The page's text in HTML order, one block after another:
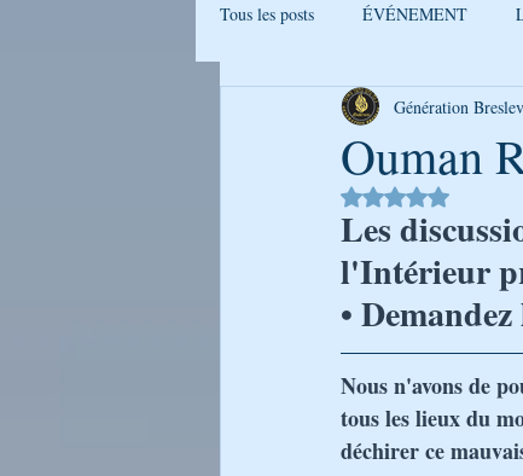
Tous les posts ÉVÉNEMENT
Actualités Breslev L'univers
Ma journée avec Rabenou - Etude jou
LA PHOTO DE LA SEMAINE
GENERATION BRESLEV - FILM
Ouman
Génération Breslev
Noté NaN étoiles
Les
l'Intérieur
•
Nous n'avons de
tous les lieux du
déchirer ce